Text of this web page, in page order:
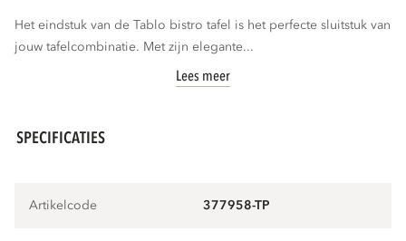
Het eindstuk van de Tablo bistro tafel is het perfecte sluitstuk van
jouw tafelcombinatie. Met zijn elegante...
Lees meer
SPECIFICATIES
Artikelcode 377958-TP